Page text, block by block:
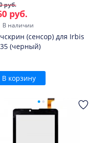
руб.
руб.
В наличии
(сенсор) для Irbis
(черный)
В корзину